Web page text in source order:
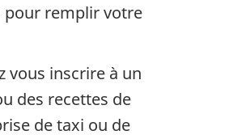
pour remplir votre
vous inscrire à un
des recettes de
de taxi ou de